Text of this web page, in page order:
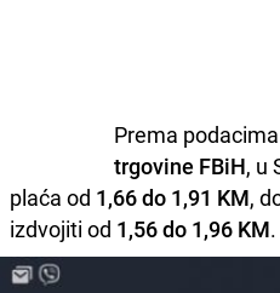
Prema
trgovine FBiH, u
plaća od 1,66 do 1,91 KM,
izdvojiti od 1,56 do 1,96 KM.